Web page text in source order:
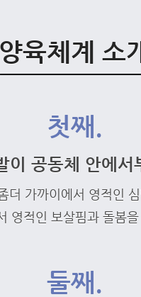
양육체계 소
첫째.
이 공동체 안에서
더 가까이에서 영적인
영적인 보살핌과 돌봄
둘째.